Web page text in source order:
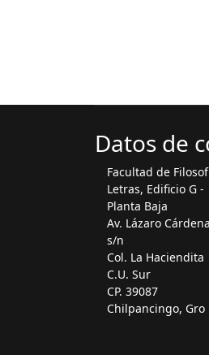
Datos de
Facultad de
Letras, Edificio G -
Planta Baja
Av. Lázaro
s/n
Col. La Haciendita
C.U. Sur
CP. 39087
Chilpancingo, Gro